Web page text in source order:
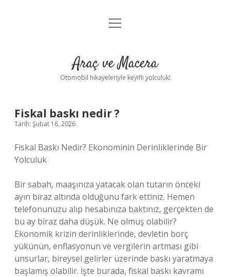
Anasayfa
Yasal Uyarı
menüyü
Araç ve Macera
Otomobil hikayeleriyle keyifli yolculuk!
Fiskal baskı nedir ?
Tarih: Şubat 16, 2026
Fiskal Baskı Nedir? Ekonominin Derinliklerinde Bir
Yolculuk
Bir sabah, maaşınıza yatacak olan tutarın önceki
ayın biraz altında olduğunu fark ettiniz. Hemen
telefonunuzu alıp hesabınıza baktınız, gerçekten de
bu ay biraz daha düşük. Ne olmuş olabilir?
Ekonomik krizin derinliklerinde, devletin borç
yükünün, enflasyonun ve vergilerin artması gibi
unsurlar, bireysel gelirler üzerinde baskı yaratmaya
başlamış olabilir. İşte burada, fiskal baskı kavramı